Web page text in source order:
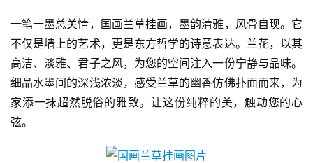
一笔一墨总关情，国画兰草挂画，墨韵清雅，风骨自现。它
不仅是墙上的艺术，更是东方哲学的诗意表达。兰花，以其
高洁、淡雅、君子之风，为您的空间注入一份宁静与品味。
细品水墨间的深浅浓淡，感受兰草的幽香仿佛扑面而来，为
家添一抹超然脱俗的雅致。让这份纯粹的美，触动您的心
弦。